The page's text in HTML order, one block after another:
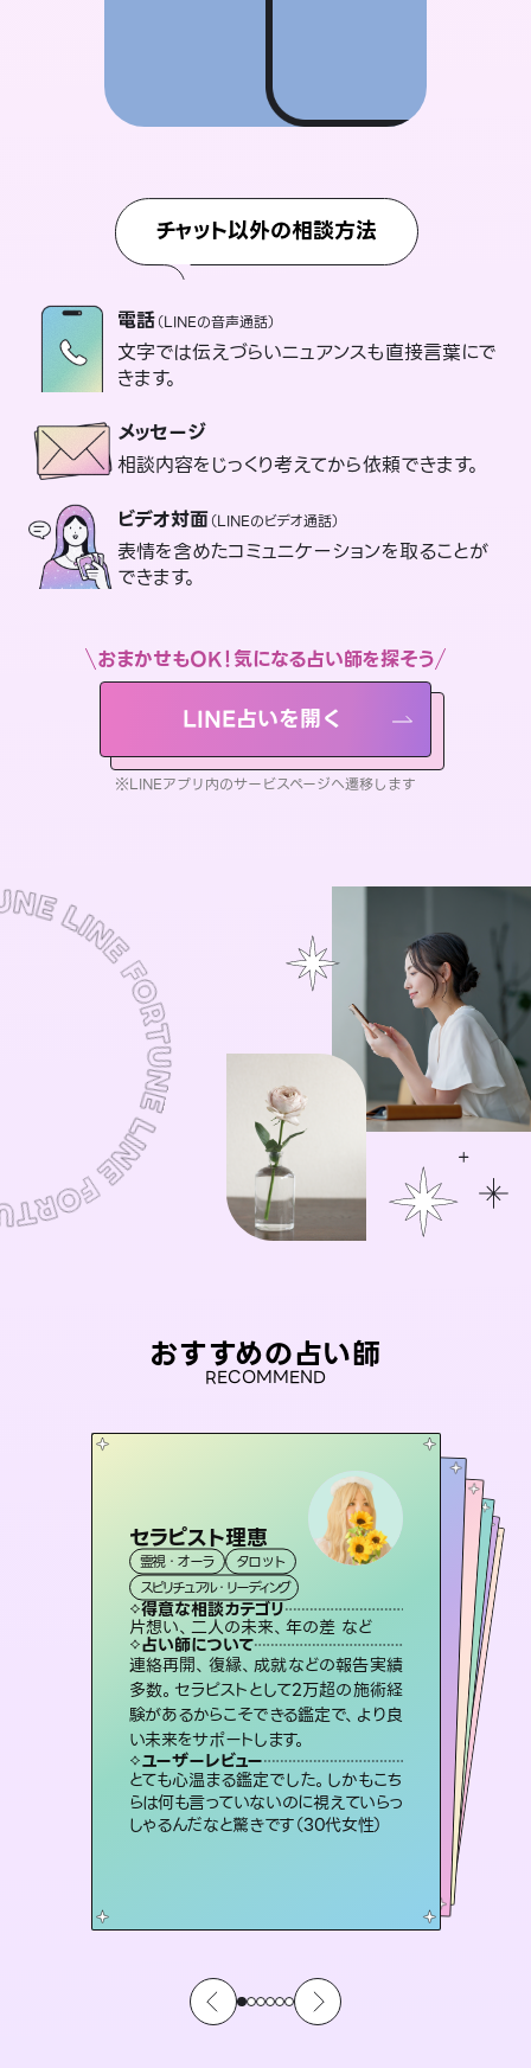
チャット以外の相談方法
電話（LINEの音声通話）
文字では伝えづらいニュアンスも直接言葉にで
きます。
メッセージ
相談内容をじっくり考えてから依頼できます。
ビデオ対面（LINEのビデオ通話）
表情を含めたコミュニケーションを取ることが
できます。
おまかせもOK！気になる占い師を探そう
LINE占いを開く
※LINEアプリ内のサービスページへ遷移します
おすすめの占い師
RECOMMEND
セラピスト理恵
霊視・オーラ
タロット
スピリチュアル・リーディング
得意な相談カテゴリ
片想い、二人の未来、年の差 など
占い師について
連絡再開、復縁、成就などの報告実績
多数。セラピストとして2万超の施術経
験があるからこそできる鑑定で、より良
い未来をサポートします。
ユーザーレビュー
とても心温まる鑑定でした。しかもこち
らは何も言っていないのに視えていらっ
しゃるんだなと驚きです（30代女性）
未来視師＊花
霊視・オーラ 心理学
スピリチュアル・リーディング
得意な相談カテゴリ
出逢い、片想い、復縁 など
占い師について
未来には何パターンもの選択肢があり
ます。不安で視えにくくなっているあな
たの素敵な未来を見つけ、その未来を
選択できるようアドバイスします。
ユーザーレビュー
職場の人の性質や人間関係、本心など
本当によく視えていてびっくり。対策が
打てて前向きになれます（40代）
桃源珠羽（とうげんみう）
霊視・オーラ
スピリチュアル・リーディング
得意な相談カテゴリ
片想い、あの人の気持ち、復縁 など
占い師について
恋愛のお悩みの中でも特に「曖昧な関
係」の相談を得意としており、友達以上
恋人未満なお相手との今後や本音を丁
寧に読み解き恋愛成就へと導きます。
ユーザーレビュー
鑑定していただいてアドバイス通りに行
動すると仲が復活してきました。ありが
とうございました（40代 女性）
彗望（すいぼう
霊視・オーラ
スピリチュアル・リーディング
得意な相談カテゴリ
片想い、あの人の気持ち、復縁 など
占い師について
3,700年以上の歴史を持つ東洋最古の占術「易占」で詳細まで占い、幸せへ向かう道筋を示します。厳しい結果にも具体的な対策をお伝えします。
ユーザーレビュー
複雑な背景もしっかり聞いて鑑定して
いただけました。気持ちが楽になりまし
た（50代 女性）
アイリス -iris-
西洋占星術
ルーン
得意な相談カテゴリ
恋愛総合、片想い、二人の未来 など
占い師について
復縁、恋愛、不倫の行方、同性愛や片
思い、仕事関係や借金問題まで知りた
いことや心の負担になっていることを
紐解き、背中をそっと押して導きます。
ユーザーレビュー
安心感のあり、言い切ってくれる所や濁
さない鑑定のおかげで、毎回自分の気
持ちを整えられます（30代 男性）
おう 霊感オラクル
霊視・オーラ
オラクルカード
得意な相談カテゴリ
恋愛総合、あの人の気持ち など
占い師について
霊視×オラクルカードを使って「今」と
「未来」そして「気になるあの人の気持
ち」まで丁寧に読み解き、恋や人生のヒ
ントを優しく引き出します。
ユーザーレビュー
不安な気持ちが嘘みたいに晴れまし
た…！よく視えていらっしゃるんだなと
感じました（40代 女性）